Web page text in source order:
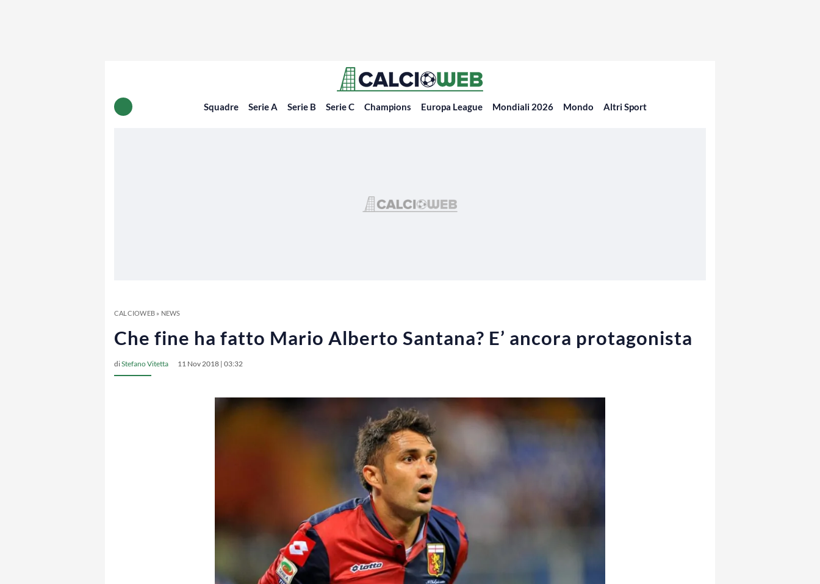
Squadre Serie A Serie B Serie C Champions Europa League Mondiali 2026 Mondo Altri Sport
CALCIOWEB» NEWS
Che fine ha fatto Mario Alberto Santana? E’ ancora protagonista
diStefano Vitetta 11 Nov 2018 | 03:32